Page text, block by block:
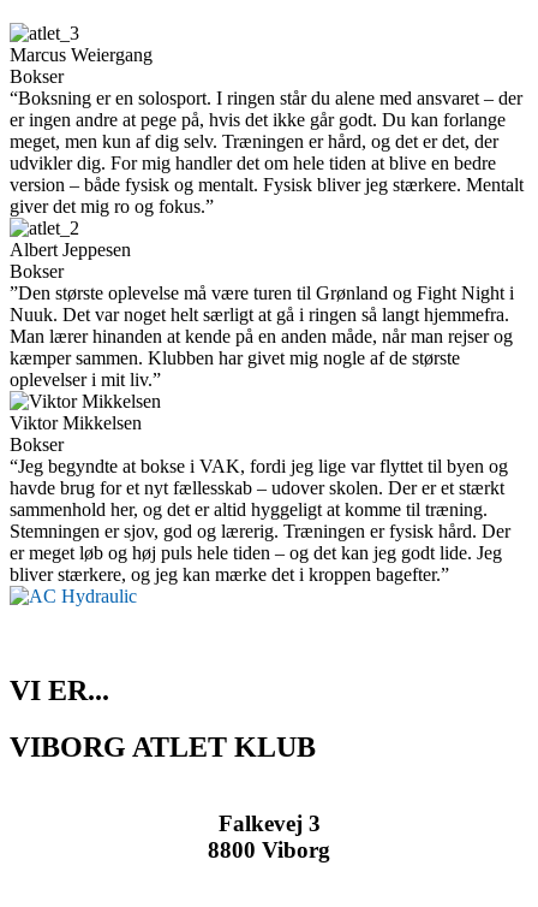
Marcus Weiergang
Bokser
“Boksning er en solosport. I ringen står du alene med ansvaret – der
er ingen andre at pege på, hvis det ikke går godt. Du kan forlange
meget, men kun af dig selv. Træningen er hård, og det er det, der
udvikler dig. For mig handler det om hele tiden at blive en bedre
version – både fysisk og mentalt. Fysisk bliver jeg stærkere. Mentalt
giver det mig ro og fokus.”
Albert Jeppesen
Bokser
”Den største oplevelse må være turen til Grønland og Fight Night i
Nuuk. Det var noget helt særligt at gå i ringen så langt hjemmefra.
Man lærer hinanden at kende på en anden måde, når man rejser og
kæmper sammen. Klubben har givet mig nogle af de største
oplevelser i mit liv.”
Viktor Mikkelsen
Bokser
“Jeg begyndte at bokse i VAK, fordi jeg lige var flyttet til byen og
havde brug for et nyt fællesskab – udover skolen. Der er et stærkt
sammenhold her, og det er altid hyggeligt at komme til træning.
Stemningen er sjov, god og lærerig. Træningen er fysisk hård. Der
er meget løb og høj puls hele tiden – og det kan jeg godt lide. Jeg
bliver stærkere, og jeg kan mærke det i kroppen bagefter.”
VI ER...
VIBORG ATLET KLUB
Falkevej 3
8800 Viborg